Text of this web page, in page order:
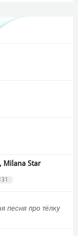
Milana Star
песня про тёлку